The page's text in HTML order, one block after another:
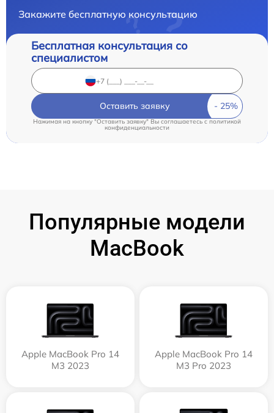
Закажите бесплатную консультацию
Бесплатная консультация со
специалистом
Оставить заявку
Нажимая на кнопку "Оставить заявку" Вы соглашаетесь c политикой
конфиденциальности
Популярные модели
MacBook
Apple MacBook Pro 14
M3 2023
Apple MacBook Pro 14
M3 Pro 2023